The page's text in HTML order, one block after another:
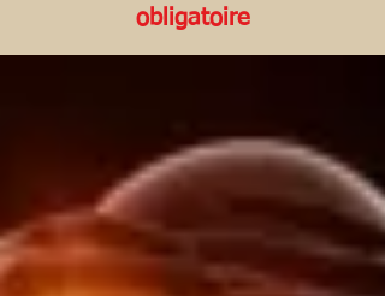
obligatoire